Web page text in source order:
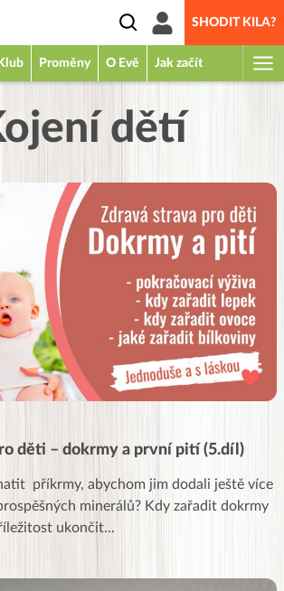
SHODIT KILA?
Klub Proměny O Evě Jak začít
dětí
děti – dokrmy a první pití (5.díl)
příkrmy, abychom jim dodali ještě více
minerálů? Kdy zařadit dokrmy
ukončit...